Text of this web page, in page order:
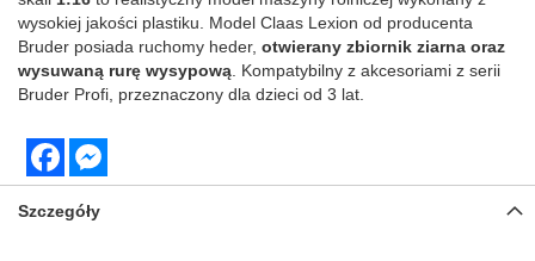
wysokiej jakości plastiku. Model Claas Lexion od producenta
Bruder posiada ruchomy heder, otwierany zbiornik ziarna oraz
wysuwaną rurę wysypową . Kompatybilny z akcesoriami z serii
Bruder Profi, przeznaczony dla dzieci od 3 lat.
Facebook
Szczegóły